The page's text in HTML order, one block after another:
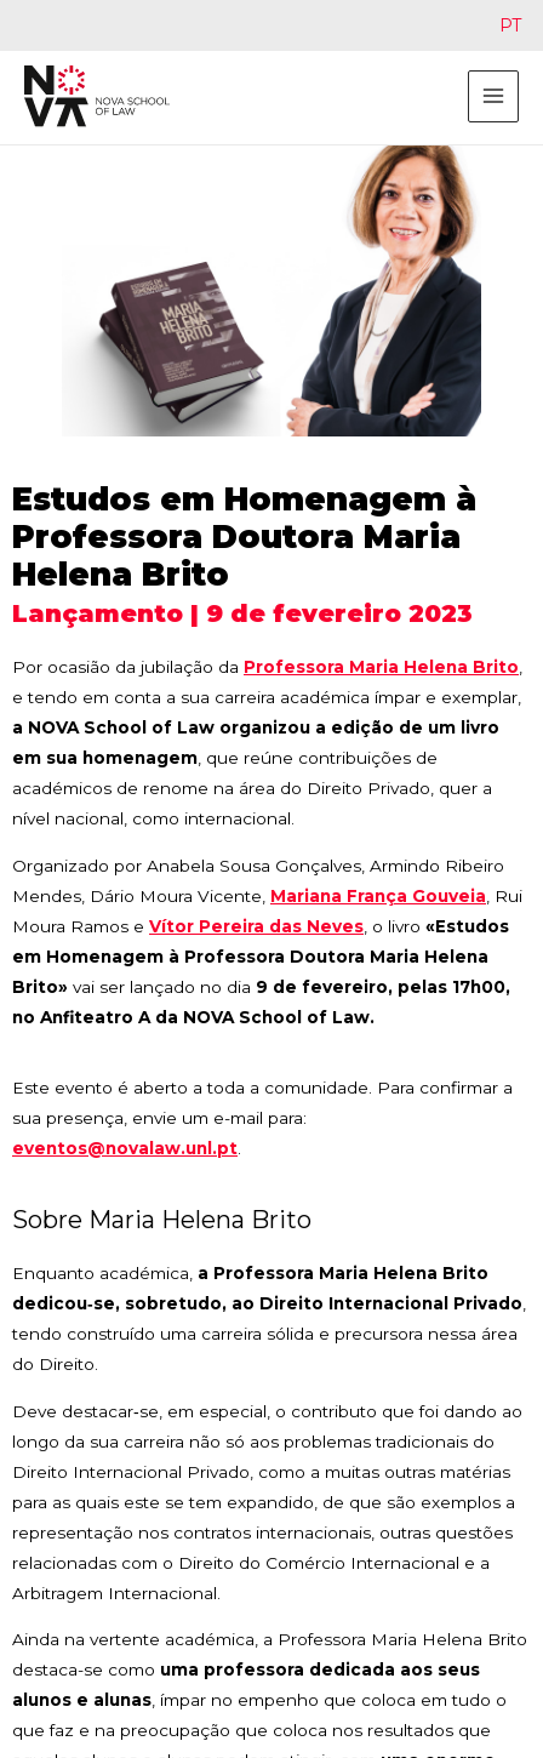
Estudos em Homenagem à
Professora Doutora Maria
Helena Brito
Lançamento | 9 de fevereiro 2023
Por ocasião da jubilação da Professora Maria Helena Brito
e tendo em conta a sua carreira académica ímpar e exemplar,
a NOVA School of Law organizou a edição de um livro
em sua homenagem , que reúne contribuições de
académicos de renome na área do Direito Privado, quer a
nível nacional, como internacional.
Organizado por Anabela Sousa Gonçalves, Armindo Ribeiro
Mendes, Dário Moura Vicente, Mariana França Gouveia , Rui
Moura Ramos e Vítor Pereira das Neves , o livro «Estudos
em Homenagem à Professora Doutora Maria Helena
Brito» vai ser lançado no dia 9 de fevereiro, pelas 17h00,
no Anfiteatro A da NOVA School of Law.
Este evento é aberto a toda a comunidade. Para confirmar a
sua presença, envie um e-mail para:
eventos@novalaw.unl.pt.
Sobre Maria Helena Brito
Enquanto académica, a Professora Maria Helena Brito
dedicou‑se, sobretudo, ao Direito Internacional Privado
tendo construído uma carreira sólida e precursora nessa área
do Direito.
Deve destacar‑se, em especial, o contributo que foi dando ao
longo da sua carreira não só aos problemas tradicionais do
Direito Internacional Privado, como a muitas outras matérias
para as quais este se tem expandido, de que são exemplos a
representação nos contratos internacionais, outras questões
relacionadas com o Direito do Comércio Internacional e a
Arbitragem Internacional.
Ainda na vertente académica, a Professora Maria Helena Brito
destaca-se como uma professora dedicada aos seus
alunos e alunas, ímpar no empenho que coloca em tudo o
que faz e na preocupação que coloca nos resultados que
PT